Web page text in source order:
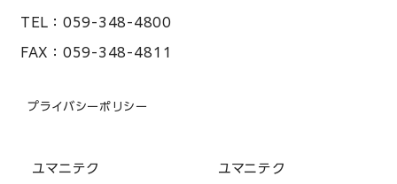
TEL： 059-348-4800
FAX： 059-348-4811
プライバシーポリシー
ユマニテク
ユマニテク